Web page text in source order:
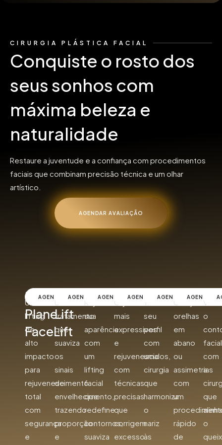
CIRURGIA PLÁSTICA FACIAL
Conquiste o rosto dos
seus sonhos com
máxima beleza e
naturalidade
Restaure a juventude e a confiança com procedimentos
faciais que combinam precisão técnica e um olhar
artístico.
AGENDAR AVALIAÇÃO
Deep
Plane
FaceLift
Um
lifting
de
alto
impacto
para
rejuvenescimento
total
com
segurança
e
AGENDARNeck
Lift
Um
tratamento
que
suaviza
os
sinais
de
envelhecimento,
trazendo
proporção
e
AGENDARFaceLift
Rejuvenesça
sua
aparência
com
um
lifting
facial
que
redefine
contornos,
suaviza
AGENDARBlefaroplastia
Olhos
mais
expressivos
e
rejuvenescidos,
com
técnicas
precisas
que
corrigem
excesso
AGENDARRinoplastia
Transforme
seu
perfil
com
uma
cirurgia
que
harmoniza
o
nariz
às
AGENDAR
Corrija
orelhas
em
abano
ou
assimetrias
com
um
rápido
de
AGENDAR
o
facial
com
a
que
alinha
o